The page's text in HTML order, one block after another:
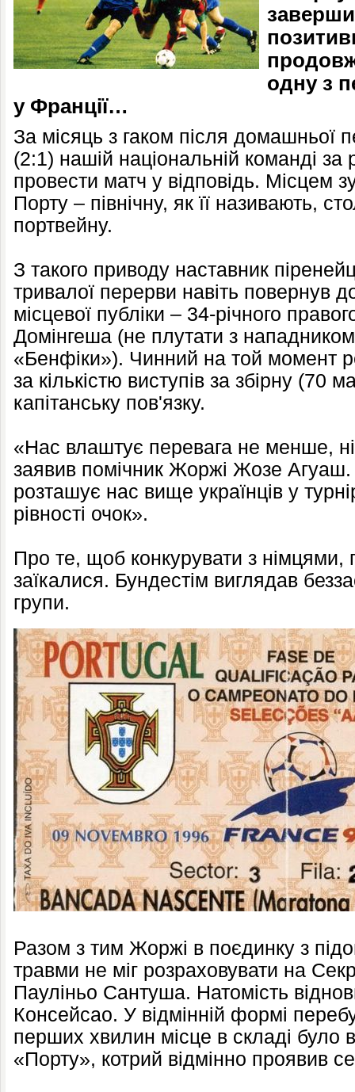
одну з
у Франції…
За місяць з гаком після домашньої
(2:1) нашій національній команді
провести матч у відповідь. Місцем
Порту – північну, як її називають,
портвейну.
З такого приводу наставник
тривалої перерви навіть повернув
місцевої публіки – 34-річного
Домінгеша (не плутати з
«Бенфіки»). Чинний на той момент
за кількістю виступів за збірну (70
капітанську пов'язку.
«Нас влаштує перевага не менше,
заявив помічник Жоржі Жозе
розташує нас вище українців у
рівності очок».
Про те, щоб конкурувати з німцями,
заїкалися. Бундестім виглядав
групи.
Разом з тим Жоржі в поєдинку з
травми не міг розраховувати на
Пауліньо Сантуша. Натомість
Консейсао. У відмінній формі
перших хвилин місце в складі було
«Порту», котрий відмінно проявив